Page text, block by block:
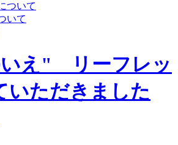
ついて
いて
え" リーフレッ
いただきました